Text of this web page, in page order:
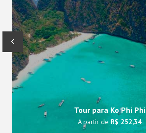
Tour para Ko Phi Phi
A partir de R$ 252,34
‹